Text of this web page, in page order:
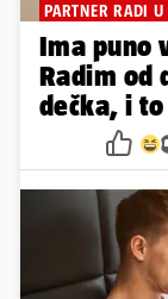
PARTNER RADI U
Ima puno
Radim od
dečka, i